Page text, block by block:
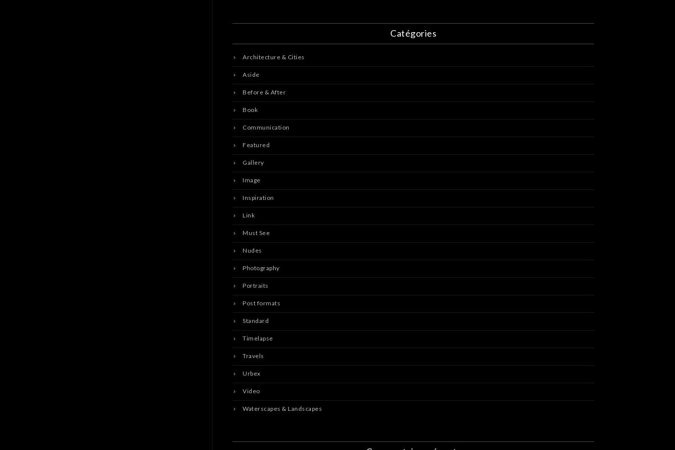
Catégories
Architecture & Cities
Aside
Before & After
Book
Communication
Featured
Gallery
Image
Inspiration
Link
Must See
Nudes
Photography
Portraits
Post formats
Standard
Timelapse
Travels
Urbex
Video
Waterscapes & Landscapes